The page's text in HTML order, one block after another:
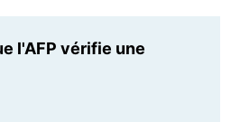
l'AFP vérifie une